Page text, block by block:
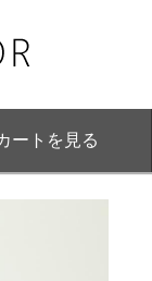
ートを見る